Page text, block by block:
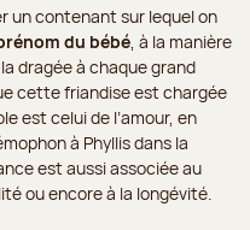
un contenant sur lequel on
du bébé, à la manière
dragée à chaque grand
cette friandise est chargée
est celui de l’amour, en
à Phyllis dans la
est aussi associée au
ou encore à la longévité.